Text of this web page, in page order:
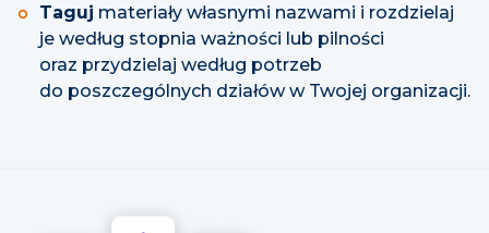
Taguj materiały własnymi nazwami i rozdzielaj
je według stopnia ważności lub pilności
oraz przydzielaj według potrzeb
do poszczególnych działów w Twojej organizacji.